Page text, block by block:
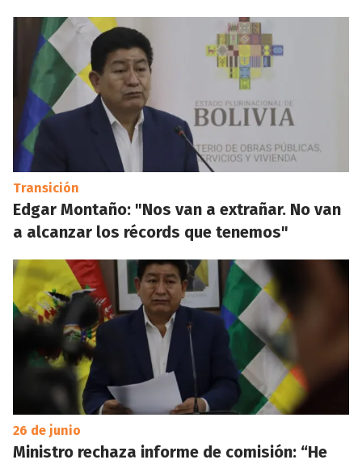
Transición
Edgar Montaño: "Nos van a extrañar. No van
a alcanzar los récords que tenemos"
26 de junio
Ministro rechaza informe de comisión: “He